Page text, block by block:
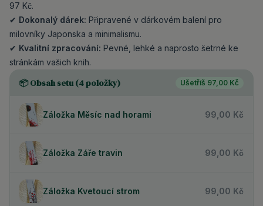
97 Kč.
✔ Dokonalý dárek: Připravené v dárkovém balení pro
milovníky Japonska a minimalismu.
✔ Kvalitní zpracování: Pevné, lehké a naprosto šetrné ke
stránkám vašich knih.
📦 Obsah setu (4položky) Ušetříš 97,00 Kč
Záložka Měsíc nad horami 99,00 Kč
Záložka Záře travin 99,00 Kč
Záložka Kvetoucí strom 99,00 Kč